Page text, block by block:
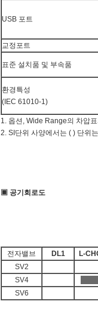
USB 포트
교정포트
표준 설치품 및 부속품
환경특성
(IEC 61010-1)
1. 옵션, Wide Range의 차압
2. SI단위 사양에서는 ( ) 단위
▣ 공기회로도
전자밸브 DL1
L-
SV2
SV4
SV6